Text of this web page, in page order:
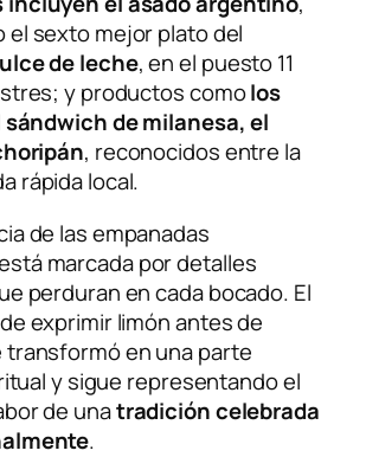
el sexto mejor plato del
de leche, en el puesto 11
y productos comolos
sándwich de milanesa, el
, reconocidos entre la
rápida local.
de las empanadas
marcada por detalles
perduran en cada bocado. El
exprimir limón antes de
transformó en una parte
y sigue representando el
de unatradición celebrada
.